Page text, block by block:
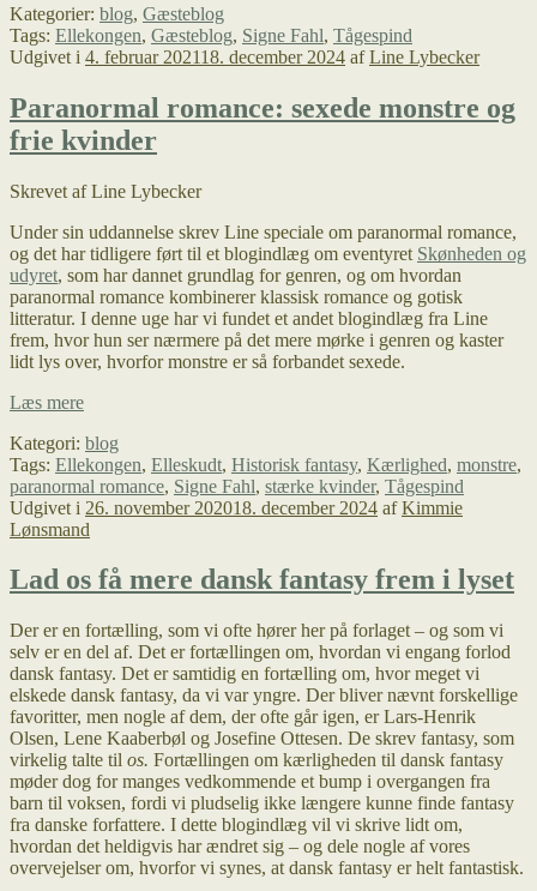
og
fortsættelser
–
af
Signe
Fahl
Kategorier: blog, Gæsteblog
Tags: Ellekongen, Gæsteblog, Signe Fahl, Tågespind
Udgivet i 4. februar 202118. december 2024 afLine Lybecker
Paranormal romance: sexede monstre og
frie kvinder
Skrevet af Line Lybecker
Under sin uddannelse skrev Line speciale om paranormal romance,
og det har tidligere ført til et blogindlæg om eventyret Skønheden og
udyret, som har dannet grundlag for genren, og om hvordan
paranormal romance kombinerer klassisk romance og gotisk
litteratur. I denne uge har vi fundet et andet blogindlæg fra Line
frem, hvor hun ser nærmere på det mere mørke i genren og kaster
lidt lys over, hvorfor monstre er så forbandet sexede.
Læs mereParanormal
sexede
monstre
og
frie
kvinder
Kategori: blog
Tags: Ellekongen, Elleskudt, Historisk fantasy, Kærlighed, monstre,
paranormal romance, Signe Fahl, stærke kvinder, Tågespind
Udgivet i 26. november 202018. december 2024 afKimmie
Lønsmand
Lad os få mere dansk fantasy frem i lyset
Der er en fortælling, som vi ofte hører her på forlaget – og som vi
selv er en del af. Det er fortællingen om, hvordan vi engang forlod
dansk fantasy. Det er samtidig en fortælling om, hvor meget vi
elskede dansk fantasy, da vi var yngre. Der bliver nævnt forskellige
favoritter, men nogle af dem, der ofte går igen, er Lars-Henrik
Olsen, Lene Kaaberbøl og Josefine Ottesen. De skrev fantasy, som
virkelig talte til os. Fortællingen om kærligheden til dansk fantasy
møder dog for manges vedkommende et bump i overgangen fra
barn til voksen, fordi vi pludselig ikke længere kunne finde fantasy
fra danske forfattere. I dette blogindlæg vil vi skrive lidt om,
hvordan det heldigvis har ændret sig – og dele nogle af vores
overvejelser om, hvorfor vi synes, at dansk fantasy er helt fantastisk.